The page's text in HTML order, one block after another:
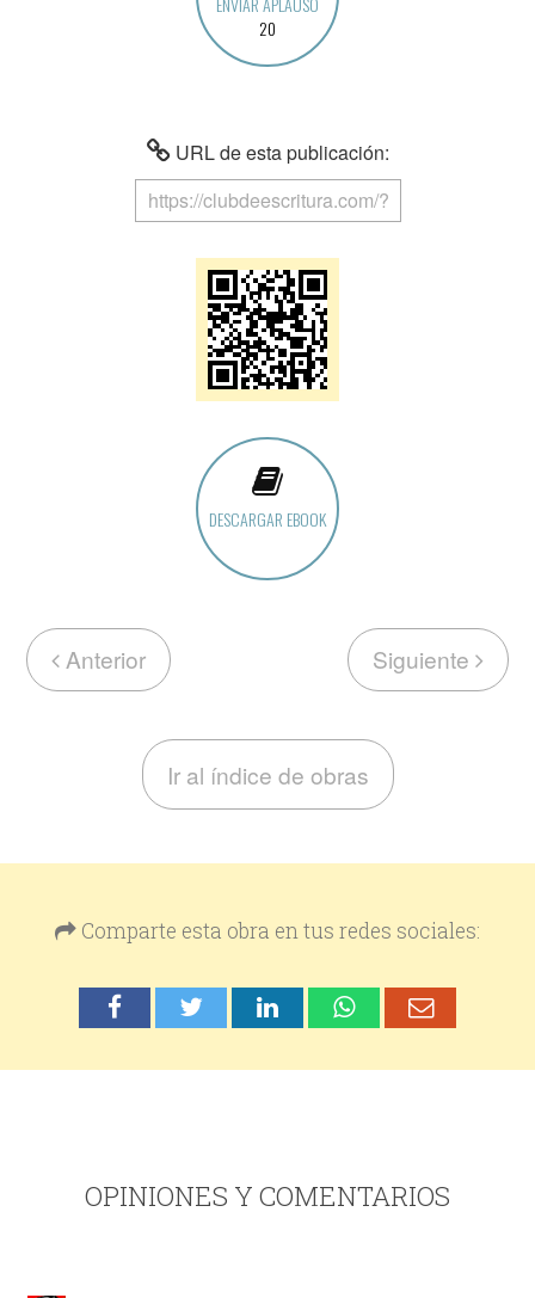
20
URL de esta publicación:
DESCARGAR EBOOK
Anterior Siguiente
Ir al índice de obras
Comparte esta obra en tus redes sociales:
OPINIONES Y COMENTARIOS